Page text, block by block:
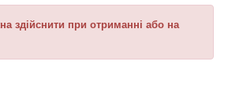
здійснити при отриманні або на